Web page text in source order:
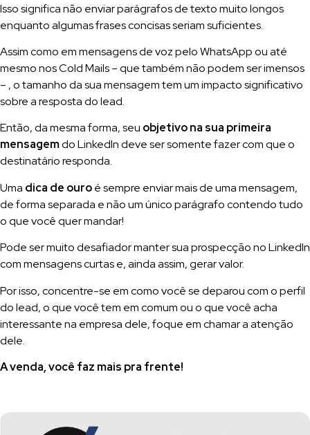
Isso significa não enviar parágrafos de texto muito longos
enquanto algumas frases concisas seriam suficientes.
Assim como em mensagens de voz pelo WhatsApp ou até
mesmo nos Cold Mails – que também não podem ser imensos
– , o tamanho da sua mensagem tem um impacto significativo
sobre a resposta do lead.
Então, da mesma forma, seu objetivo na sua primeira
mensagemdo LinkedIn deve ser somente fazer com que o
destinatário responda.
Uma dica de ouroé sempre enviar mais de uma mensagem,
de forma separada e não um único parágrafo contendo tudo
o que você quer mandar!
Pode ser muito desafiador manter sua prospecção no LinkedIn
com mensagens curtas e, ainda assim, gerar valor.
Por isso, concentre-se em como você se deparou com o perfil
do lead, o que você tem em comum ou o que você acha
interessante na empresa dele, foque em chamar a atenção
dele.
A venda, você faz mais pra frente!